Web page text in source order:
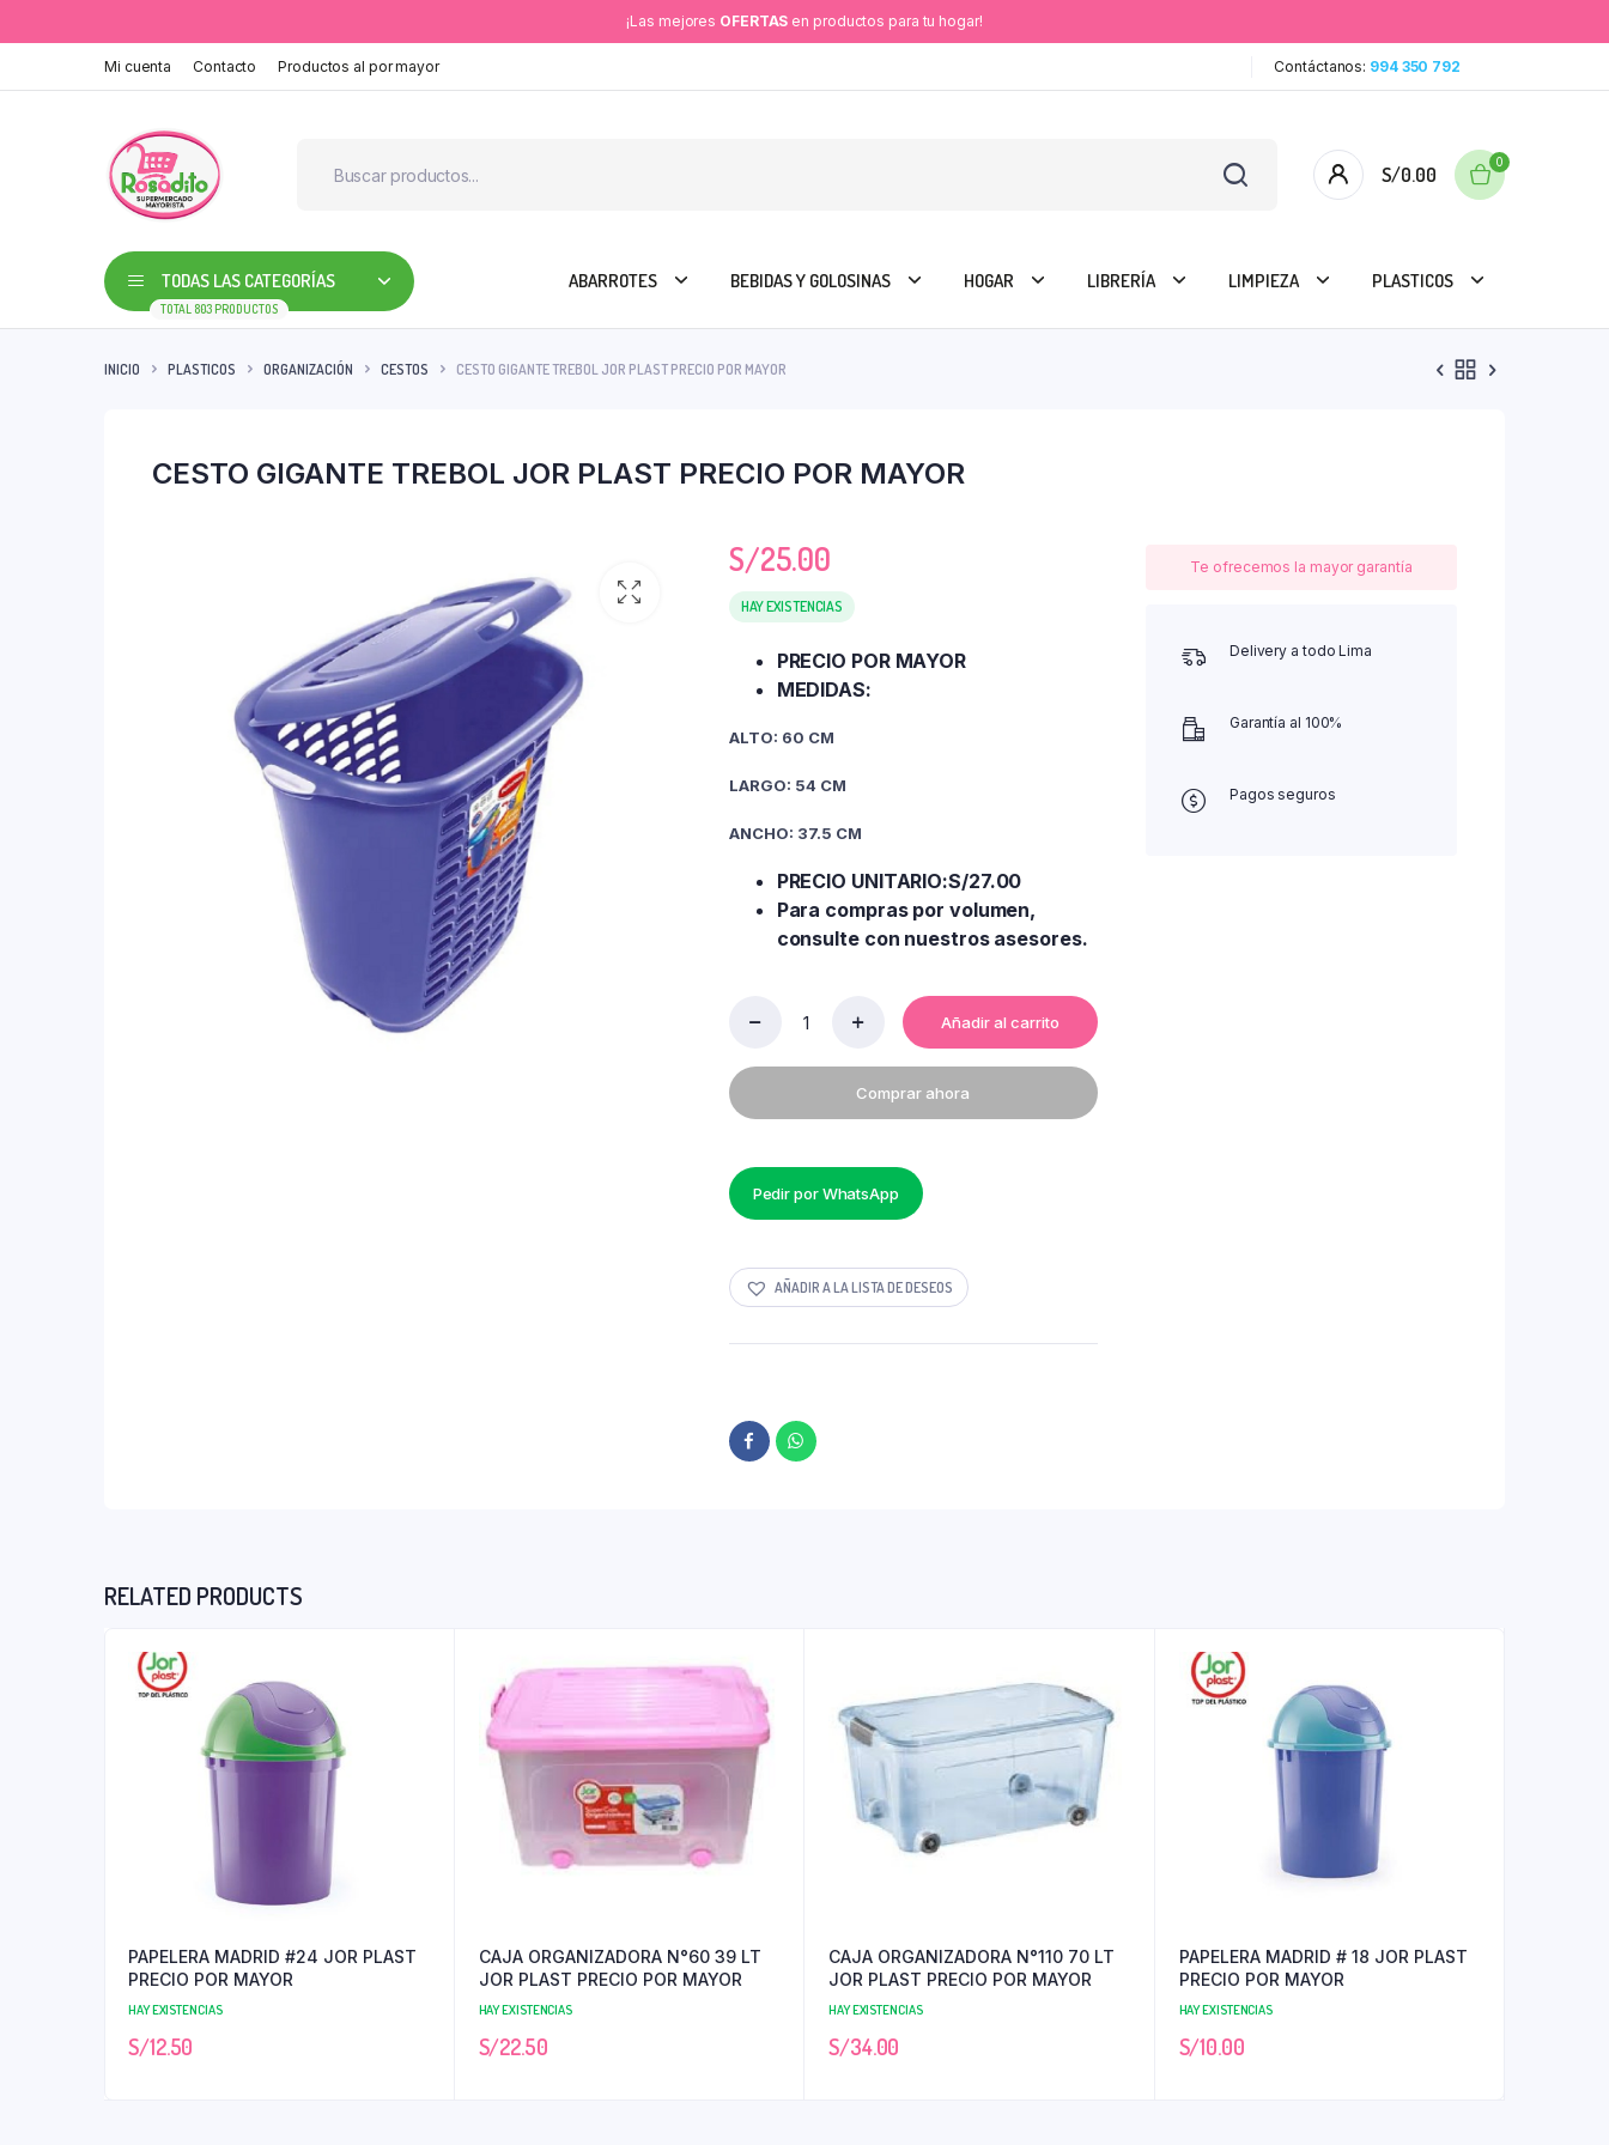
¡Las mejores OFERTAS en productos para tu hogar!
Mi cuenta Contacto Productos al por mayor Contáctanos: 994 350 792
S/0.00
0
TODAS LAS CATEGORÍAS
TOTAL 803 PRODUCTOS
ABARROTES BEBIDAS Y GOLOSINAS HOGAR LIBRERÍA LIMPIEZA PLASTICOS
INICIO PLASTICOS ORGANIZACIÓN CESTOS CESTO GIGANTE TREBOL JOR PLAST PRECIO POR MAYOR
CESTO GIGANTE TREBOL JOR PLAST PRECIO POR MAYOR
S/25.00
HAY EXISTENCIAS
PRECIO POR MAYOR
MEDIDAS:
ALTO: 60 CM
LARGO: 54 CM
ANCHO: 37.5 CM
PRECIO UNITARIO:S/27.00
Para compras por volumen,
consulte con nuestros asesores.
TREBOL
JOR
PLAST
POR
MAYOR
quantity
Añadir al carrito
Comprar ahora
Pedir por WhatsApp
AÑADIR A LA LISTA DE DESEOS
Te ofrecemos la mayor garantía
Delivery a todo Lima
Garantía al 100%
Pagos seguros
RELATED PRODUCTS
PAPELERA MADRID #24 JOR PLAST
PRECIO POR MAYOR
HAY EXISTENCIAS
S/12.50
CAJA ORGANIZADORA N°60 39 LT
JOR PLAST PRECIO POR MAYOR
HAY EXISTENCIAS
S/22.50
CAJA ORGANIZADORA N°110 70 LT
JOR PLAST PRECIO POR MAYOR
HAY EXISTENCIAS
S/34.00
PAPELERA MADRID # 18 JOR PLAST
PRECIO POR MAYOR
HAY EXISTENCIAS
S/10.00